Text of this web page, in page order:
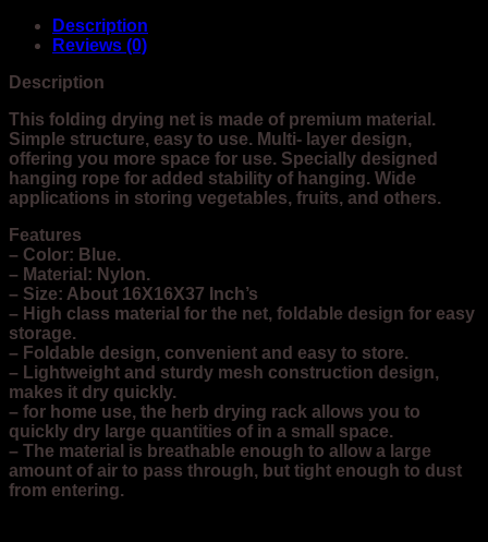
Description
Reviews (0)
Description
This folding drying net is made of premium material.
Simple structure, easy to use. Multi- layer design,
offering you more space for use. Specially designed
hanging rope for added stability of hanging. Wide
applications in storing vegetables, fruits, and others.
Features
– Color: Blue.
– Material: Nylon.
– Size: About 16X16X37 Inch’s
– High class material for the net, foldable design for easy
storage.
– Foldable design, convenient and easy to store.
– Lightweight and sturdy mesh construction design,
makes it dry quickly.
– for home use, the herb drying rack allows you to
quickly dry large quantities of in a small space.
– The material is breathable enough to allow a large
amount of air to pass through, but tight enough to dust
from entering.